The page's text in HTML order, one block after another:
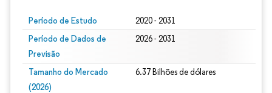
Período de Estudo 2020 - 2031
Período de Dados de
Previsão
2026 - 2031
Tamanho do Mercado
(2026)
6.37 Bilhões de dólares